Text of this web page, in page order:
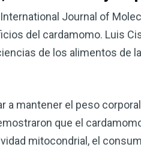
Journal of
del cardamomo. Luis
de los alimentos de
a mantener el peso
que el
mitocondrial, el